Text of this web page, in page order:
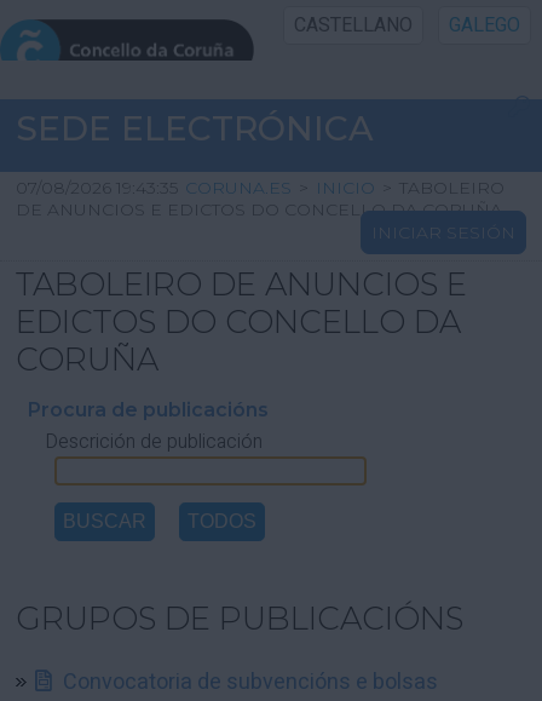
CASTELLANO GALEGO
INICIO SEDE
INICIO
INFORMACIÓN PÚBLICA
CARTAFOL CIDADÁN
AXUDA
SEDE ELECTRÓNICA
07/08/2026 19:43:35 CORUNA.ES > INICIO > TABOLEIRO
DE ANUNCIOS E EDICTOS DO CONCELLO DA CORUÑA
INICIAR SESIÓN
TABOLEIRO DE ANUNCIOS E
EDICTOS DO CONCELLO DA
CORUÑA
Procura de publicacións
Descrición de publicación
GRUPOS DE PUBLICACIÓNS
Convocatoria de subvencións e bolsas